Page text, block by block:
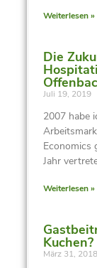
Weiterlesen »
Die
Juli 19, 2019
2007 habe
Economics
Jahr
Weiterlesen »
Kuchen?
März 31, 2018